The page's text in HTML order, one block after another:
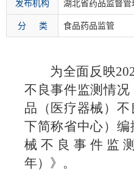
发布机构 湖北省药品监督管
分 类 食品药品监管
为全面反映
不良事件监测情
品（医疗器械）
下简称省中心）
械不良事件监
年）》。